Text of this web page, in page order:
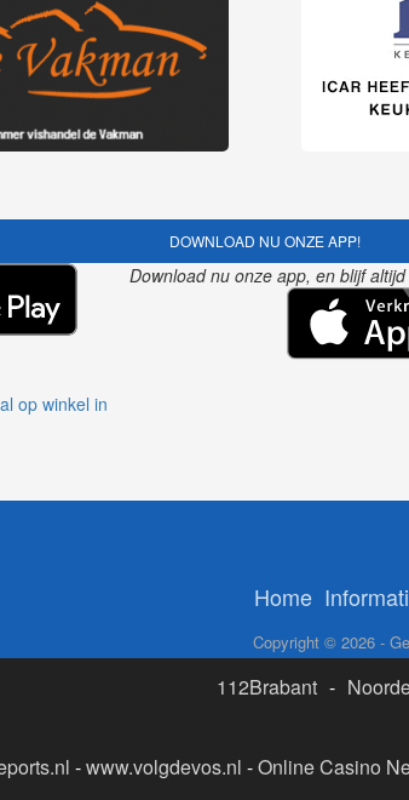
DOWNLOAD NU ONZE APP!
Download nu onze app, en blijf
op winkel in
Home
Copyright © 2026 -
112Brabant -
-www.volgdevos.nl -Online Casino